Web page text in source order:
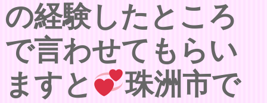
の経験したところ
で言わせてもらい
ますと
珠洲市で